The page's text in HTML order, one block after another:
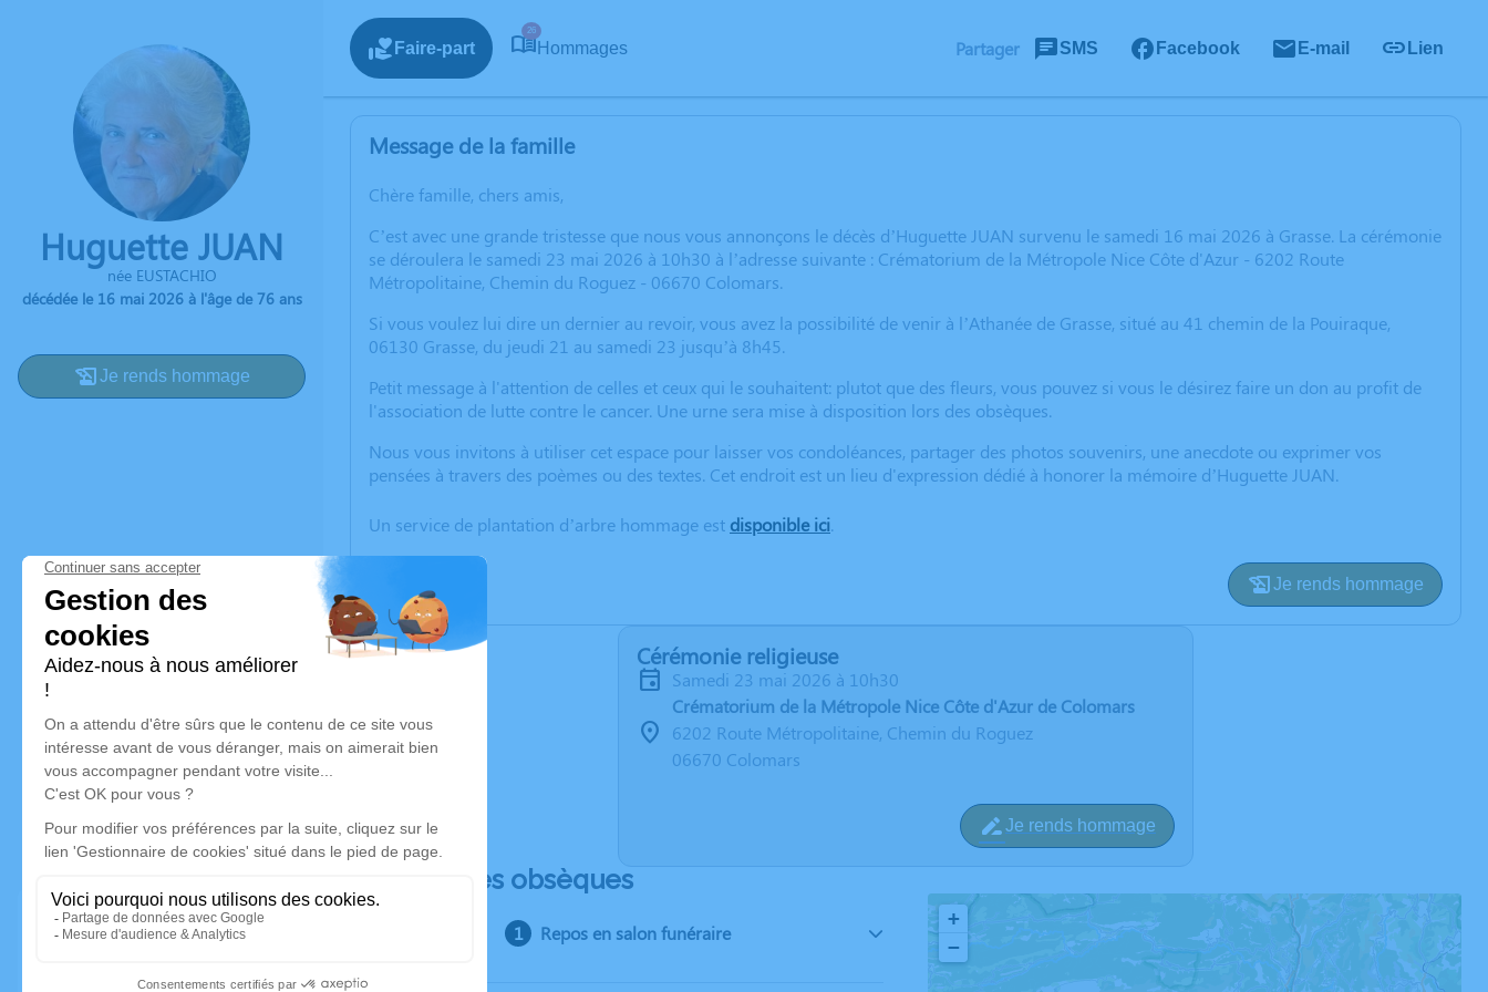
Huguette JUAN
née EUSTACHIO
décédée le 16 mai 2026 à l'âge de 76 ans
Je rends hommage
Faire-part
26
Hommages Partager SMS Facebook E-mail Lien
Message de la famille
Chère famille, chers amis,
C’est avec une grande tristesse que nous vous annonçons le décès d’Huguette JUAN survenu le samedi 16 mai 2026 à Grasse. La cérémonie
se déroulera le samedi 23 mai 2026 à 10h30 à l’adresse suivante : Crématorium de la Métropole Nice Côte d'Azur - 6202 Route
Métropolitaine, Chemin du Roguez - 06670 Colomars.
Si vous voulez lui dire un dernier au revoir, vous avez la possibilité de venir à l’Athanée de Grasse, situé au 41 chemin de la Pouiraque,
06130 Grasse, du jeudi 21 au samedi 23 jusqu’à 8h45.
Petit message à l'attention de celles et ceux qui le souhaitent: plutot que des fleurs, vous pouvez si vous le désirez faire un don au profit de
l'association de lutte contre le cancer. Une urne sera mise à disposition lors des obsèques.
Nous vous invitons à utiliser cet espace pour laisser vos condoléances, partager des photos souvenirs, une anecdote ou exprimer vos
pensées à travers des poèmes ou des textes. Cet endroit est un lieu d'expression dédié à honorer la mémoire d’Huguette JUAN.
Un service de plantation d’arbre hommage est disponible ici.
Je rends hommage
Cérémonie religieuse
samedi 23 mai 2026 à 10h30
Crématorium de la Métropole Nice Côte d'Azur de Colomars
6202 Route Métropolitaine, Chemin du Roguez
06670 Colomars
Je rends hommage
Déroulé des obsèques
Repos en salon funéraire
+
−